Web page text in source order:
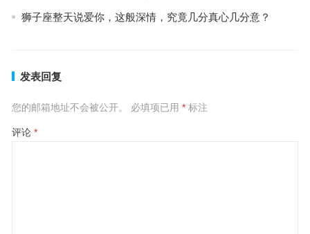
狮子座整天说爱你，这般深情，究竟几分真心几分意？
发表回复
您的邮箱地址不会被公开。 必填项已用 *标注
评论 *